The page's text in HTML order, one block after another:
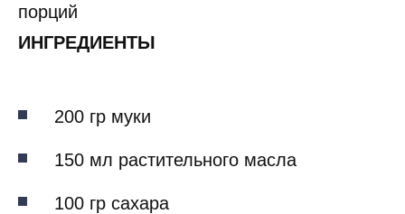
порций
ИНГРЕДИЕНТЫ
200 гр муки
150 мл растительного масла
100 гр сахара